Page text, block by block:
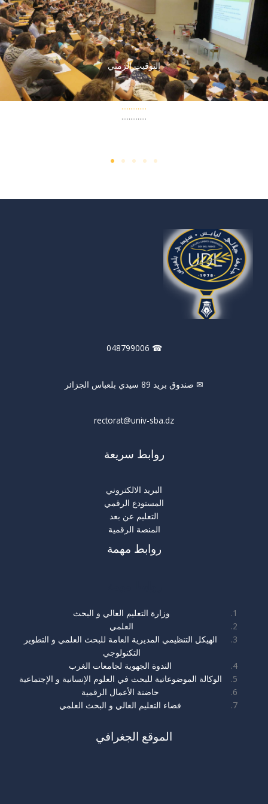
تخطي
المحتوى
التوقيت الزمني
..............
..............
☎ 048799006
✉ صندوق بريد 89 سيدي بلعباس الجزائر
rectorat@univ-sba.dz
روابط سريعة
البريد الالكتروني
المستودع الرقمي
التعليم عن بعد
المنصة الرقمية
روابط مهمة
وزارة التعليم العالي و البحث
العلمي
الهيكل التنظيمي المديرية العامة للبحث العلمي و التطوير
التكنولوجي
الندوة الجهوية لجامعات الغرب
الوكالة الموضوعاتية للبحث في العلوم الإنسانية و الإجتماعية
حاضنة الأعمال الرقمية
فضاء التعليم العالي و البحث العلمي
الموقع الجغرافي